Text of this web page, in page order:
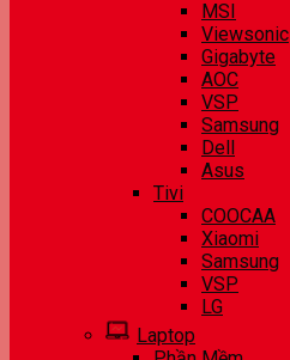
MSI
Viewsonic
Gigabyte
AOC
VSP
Samsung
Dell
Asus
Tivi
COOCAA
Xiaomi
Samsung
VSP
LG
Laptop